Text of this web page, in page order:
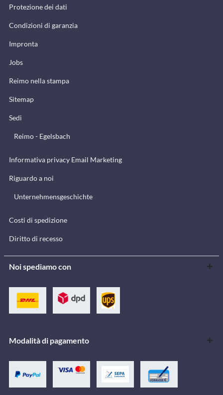
Protezione dei dati
Condizioni di garanzia
Impronta
Jobs
Reimo nella stampa
Sitemap
Sedi
Reimo - Egelsbach
Informativa privacy Email Marketing
Riguardo a noi
Unternehmensgeschichte
Costi di spedizione
Diritto di recesso
Noi spediamo con
Modalità di pagamento